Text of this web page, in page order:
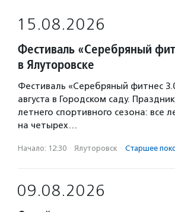
15.08.2026
Фестиваль «Серебряный
в Ялуторовске
Фестиваль «Серебряный фитнес
августа в Городском саду.
летнего спортивного сезона: все
на четырех…
Начало: 12:30 · Ялуторовск · Старшее
09.08.2026